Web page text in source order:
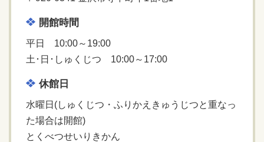
開館時間
平日 10:00～19:00
土･日･しゅくじつ 10:00～17:00
休館日
水曜日(しゅくじつ・ふりかえきゅうじつと重なっ
た場合は開館)
とくべつせいりきかん